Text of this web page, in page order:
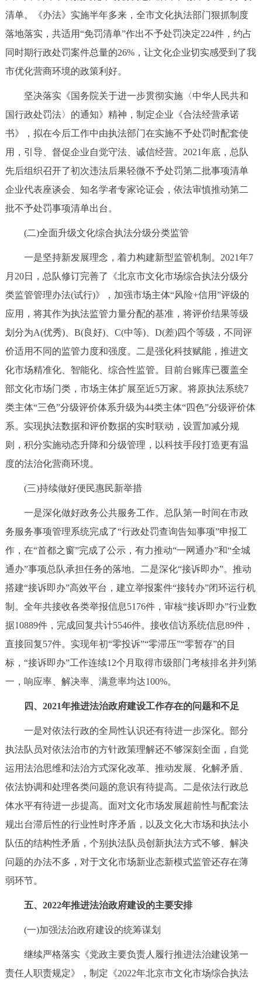
清单。《办法》实施半年多来，全市文化执法部门狠抓制度
落地落实，共适用“免罚清单”作出不予处罚决定224件，约占
同时期行政处罚案件总量的26%，让文化企业切实感受到了我
市优化营商环境的政策利好。
坚决落实《国务院关于进一步贯彻实施〈中华人民共和
国行政处罚法〉的通知》精神，制定企业《合法经营承诺
书》，拟在今后工作中由执法部门在实施不予处罚时配套使
用，引导、督促企业自觉守法、诚信经营。2021年底，总队
先后组织召开了初次违法后果轻微不予处罚第二批事项清单
企业代表座谈会、知名学者专家论证会，依法审慎推动第二
批不予处罚事项清单出台。
(二)全面升级文化综合执法分级分类监管
一是坚持新发展理念，着力构建新型监管机制。2021年7
月20日，总队修订完善了《北京市文化市场综合执法分级分
类监管管理办法(试行)》，加强市场主体“风险+信用”评级的
应用，将其作为执法监管力量分配的基准，将评价结果等级
划分为A(优秀)、B(良好)、C(中等)、D(差)四个等级，不同评
价适用不同的监管力度和强度。二是强化科技赋能，推进文
化市场精准化、智能化、综合性监管。目前台账库已覆盖全
部文化市场门类，市场主体扩展至近5万家。将原执法系统7
类主体“三色”分级评价体系升级为44类主体“四色”分级评价体
系。实现执法数据和评价数据的实时联动，设置加减分规
则，积分实施动态升降和分级管理，以科技手段打造更有温
度的法治化营商环境。
(三)持续做好便民惠民新举措
一是深化做好政务公共服务工作。总队第一时间在市政
务服务事项管理系统完成了“行政处罚查询告知事项”申报工
作，在“首都之窗”完成了公示，有力推动“一网通办”和“全城
通办”事项总队承担任务的落地。二是深化“接诉即办”。推动
搭建“接诉即办”高效平台，建立举报案件“接转办”闭环运行机
制。全年共接收各类举报信息5176件，审核“接诉即办”行业数
据10889件，完成回复共计5546件。接收信访系统信息89件，
直接回复57件。实现年初“零投诉”“零滞压”“零暂存”的目
标，“接诉即办”工作连续12个月取得市级部门考核排名并列第
一，响应率、解决率、满意率均达100%。
四、2021年推进法治政府建设工作存在的问题和不足
一是对依法行政的全局性认识还有待进一步深化。部分
执法队员对依法治市的方针政策理解还不够深刻全面，自觉
运用法治思维和法治方式深化改革、推动发展、化解矛盾、
依法协调和处理各类问题的意识有待提高。二是依法行政总
体水平有待进一步提高。面对文化市场发展超前性与配套法
规出台滞后性的行业性时序矛盾，以及文化大市场和执法小
队伍的结构性矛盾，个别执法队员创新执法方式不够、解决
问题的办法不多，对于文化市场新业态新模式监管还存在薄
弱环节。
五、2022年推进法治政府建设的主要安排
(一)加强法治政府建设的统筹谋划
继续严格落实《党政主要负责人履行推进法治建设第一
责任人职责规定》，制定《2022年北京市文化市场综合执法